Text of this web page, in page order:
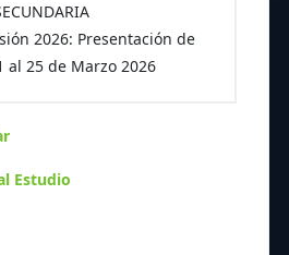
2026: Presentación de
al 25 de Marzo 2026
Estudio